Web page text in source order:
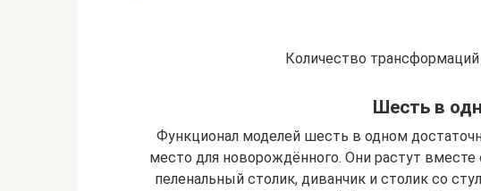
Количество
Шесть в
Функционал моделей шесть в одном
место для новорождённого. Они растут
пеленальный столик, диванчик и столик со